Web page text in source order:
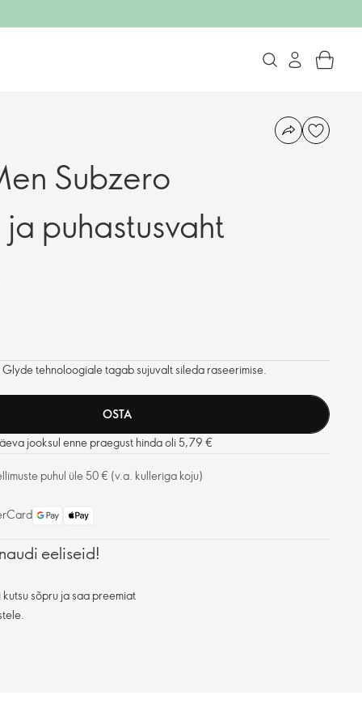
Subzero
puhastusvaht
tehnoloogiale tagab sujuvalt sileda raseerimise.
OSTA
jooksul enne praegust hinda oli 5,79 €
puhul üle 50 € (v.a. kulleriga koju)
eeliseid!
sõpru ja saa preemiat